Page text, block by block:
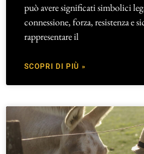
può avere significati simbolici
connessione, forza, resistenza e
rappresentare il
SCOPRI DI PIÙ »